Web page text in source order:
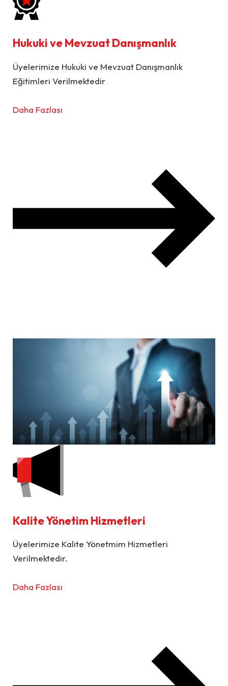
Hukuki ve Mevzuat Danışmanlık
Üyelerimize Hukuki ve Mevzuat Danışmanlık
Eğitimleri Verilmektedir
Daha Fazlası
Kalite Yönetim Hizmetleri
Üyelerimize Kalite Yönetmim Hizmetleri
Verilmektedir.
Daha Fazlası